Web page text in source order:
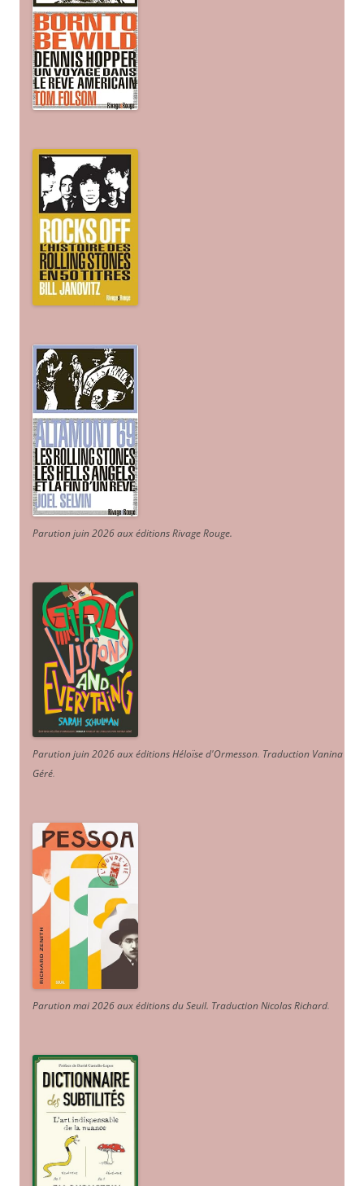
Parution juin 2026 aux éditions Rivage Rouge.
Parution juin 2026 aux éditions Héloïse d'Ormesson. Traduction Vanina
Géré.
Parution mai 2026 aux éditions du Seuil. Traduction Nicolas Richard.